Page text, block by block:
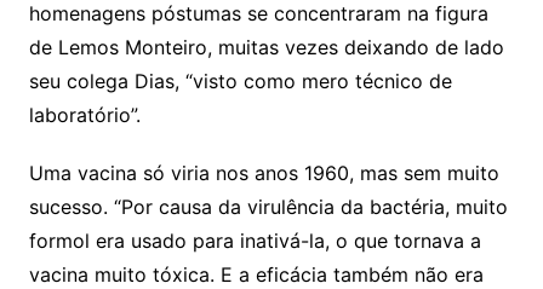
homenagens póstumas se concentraram na figura
de Lemos Monteiro, muitas vezes deixando de lado
seu colega Dias, “visto como mero técnico de
laboratório”.
Uma vacina só viria nos anos 1960, mas sem muito
sucesso. “Por causa da virulência da bactéria, muito
formol era usado para inativá-la, o que tornava a
vacina muito tóxica. E a eficácia também não era